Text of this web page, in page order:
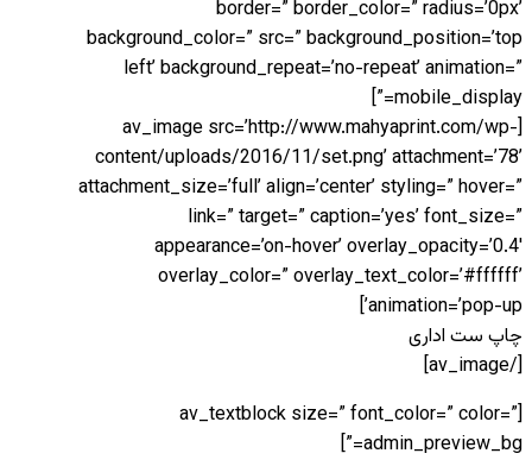
border=” border_color=” radius=’0px’
background_color=” src=” background_position=’top
left’ background_repeat=’no-repeat’ animation=”
mobile_display=”]
[av_image src=’http://www.mahyaprint.com/wp-
content/uploads/2016/11/set.png’ attachment=’78’
attachment_size=’full’ align=’center’ styling=” hover=”
link=” target=” caption=’yes’ font_size=”
appearance=’on-hover’ overlay_opacity=’0.4′
overlay_color=” overlay_text_color=’#ffffff’
animation=’pop-up’]
چاپ ست اداری
[/av_image]
[av_textblock size=” font_color=” color=”
admin_preview_bg=”]